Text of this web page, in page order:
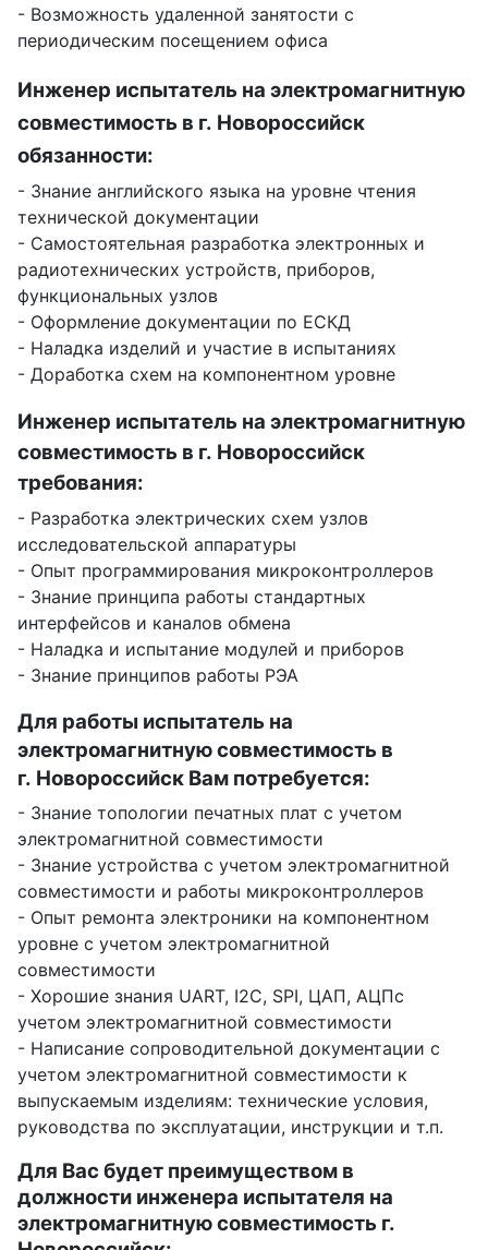
- Возможность удаленной занятости с
периодическим посещением офиса
Инженер испытатель на электромагнитную
совместимость в г. Новороссийск
обязанности:
- Знание английского языка на уровне чтения
технической документации
- Самостоятельная разработка электронных и
радиотехнических устройств, приборов,
функциональных узлов
- Оформление документации по ЕСКД
- Наладка изделий и участие в испытаниях
- Доработка схем на компонентном уровне
Инженер испытатель на электромагнитную
совместимость в г. Новороссийск
требования:
- Разработка электрических схем узлов
исследовательской аппаратуры
- Опыт программирования микроконтроллеров
- Знание принципа работы стандартных
интерфейсов и каналов обмена
- Наладка и испытание модулей и приборов
- Знание принципов работы РЭА
Для работы испытатель на
электромагнитную совместимость в
г. Новороссийск Вам потребуется:
- Знание топологии печатных плат с учетом
электромагнитной совместимости
- Знание устройства с учетом электромагнитной
совместимости и работы микроконтроллеров
- Опыт ремонта электроники на компонентном
уровне с учетом электромагнитной
совместимости
- Хорошие знания UART, I2C, SPI, ЦАП, АЦПс
учетом электромагнитной совместимости
- Написание сопроводительной документации с
учетом электромагнитной совместимости к
выпускаемым изделиям: технические условия,
руководства по эксплуатации, инструкции и т.п.
Для Вас будет преимуществом в
должности инженера испытателя на
электромагнитную совместимость г.